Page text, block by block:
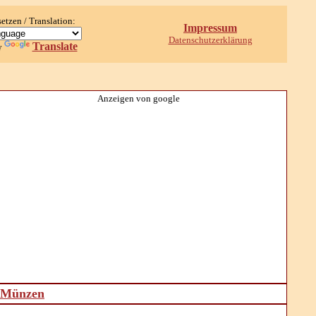
/ Translation:
Translate
Impressum
Datenschutzerklärung
Anzeigen von google